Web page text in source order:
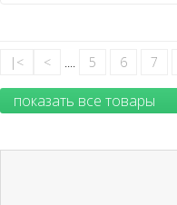
|< < .... 5 6 7
показать все товары